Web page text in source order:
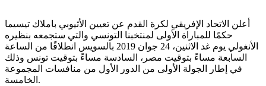
أعلن الاتحاد الإفريقي لكرة القدم عن تعيين الأثيوبي باملاك تيسيما
حكمًا للمباراة الأولى لمنتخبنا التونسي والتي ستجمعه بنظيره
الأنغولي يوم غد الاثنين، 24 جوان 2019 بالسويس انطلاقًا من الساعة
السابعة مساءً بتوقيت مصر، السادسة مساءً بتوقيت تونس وذلك
في إطار الجولة الأولى من الدور الأول من منافسات المجموعة
الخامسة.